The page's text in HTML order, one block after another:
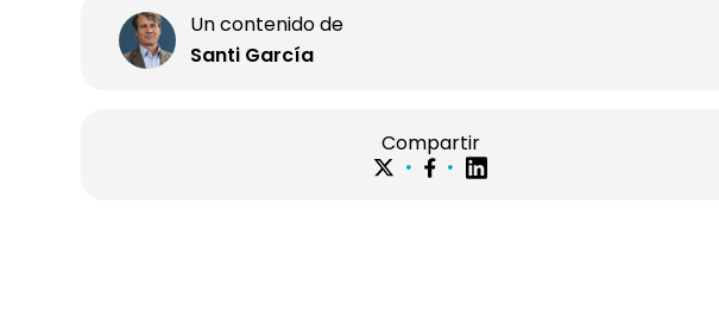
Un contenido de
Santi García
Compartir